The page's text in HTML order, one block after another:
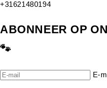
+31621480194
ABONNEER OP
🐾